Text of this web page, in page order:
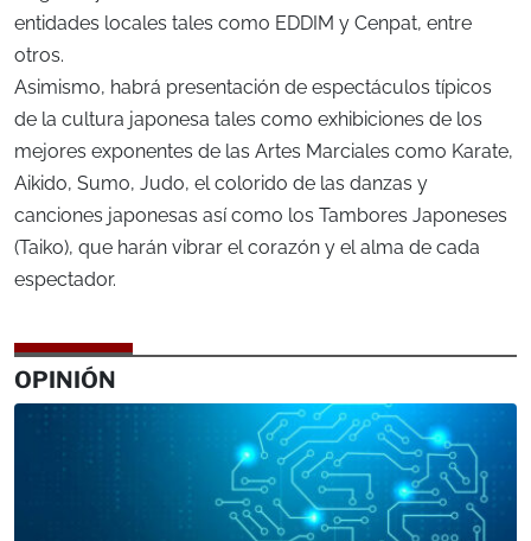
entidades locales tales como EDDIM y Cenpat, entre
otros.
Asimismo, habrá presentación de espectáculos típicos
de la cultura japonesa tales como exhibiciones de los
mejores exponentes de las Artes Marciales como Karate,
Aikido, Sumo, Judo, el colorido de las danzas y
canciones japonesas así como los Tambores Japoneses
(Taiko), que harán vibrar el corazón y el alma de cada
espectador.
OPINIÓN